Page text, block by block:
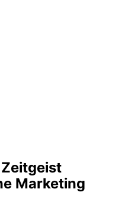
Marketing